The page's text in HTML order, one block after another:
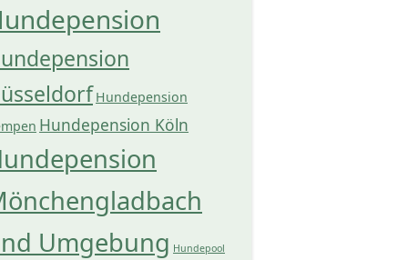
Hundepension
Hundepension Köln
Umgebung Hundepool